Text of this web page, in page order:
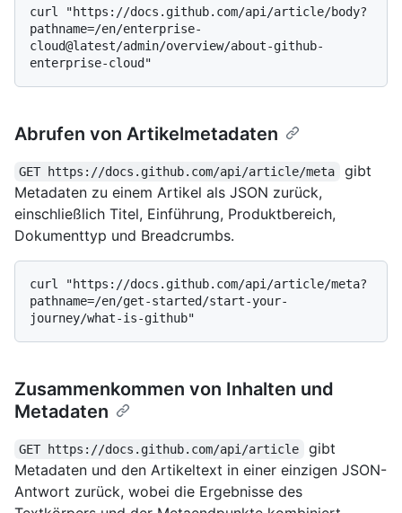
curl "https://docs.github.com/api/article/body?
pathname=/en/enterprise-
cloud@latest/admin/overview/about-github-
Abrufen von Artikelmetadaten
GET https://docs.github.com/api/article/meta
gibt
Metadaten zu einem Artikel als JSON zurück,
einschließlich Titel, Einführung, Produktbereich,
Dokumenttyp und Breadcrumbs.
curl "https://docs.github.com/api/article/meta?
pathname=/en/get-started/start-your-
Zusammenkommen von Inhalten und
Metadaten
GET https://docs.github.com/api/article
gibt
Metadaten und den Artikeltext in einer einzigen JSON-
Antwort zurück, wobei die Ergebnisse des